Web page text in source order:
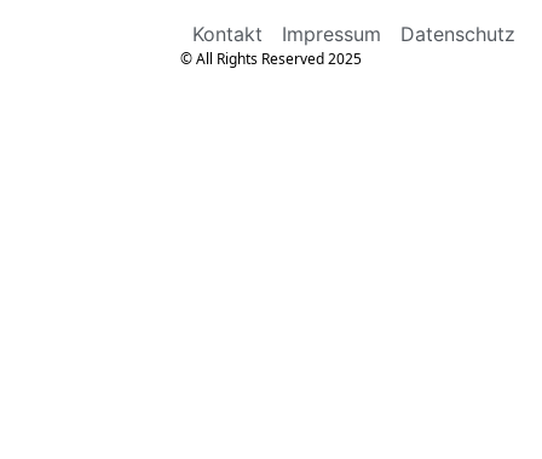
Kontakt Impressum Datenschutz
© All Rights Reserved 2025